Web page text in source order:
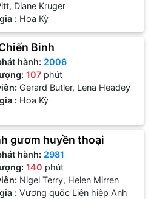
Diane Kruger
: Hoa Kỳ
Binh
hành: 2006
107 phút
Gerard Butler, Lena Headey
: Hoa Kỳ
gươm huyền thoại
hành: 2981
140 phút
Nigel Terry, Helen Mirren
: Vương quốc Liên hiệp Anh